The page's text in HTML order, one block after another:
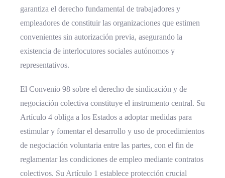
garantiza el derecho fundamental de trabajadores y
empleadores de constituir las organizaciones que estimen
convenientes sin autorización previa, asegurando la
existencia de interlocutores sociales autónomos y
representativos.
El Convenio 98 sobre el derecho de sindicación y de
negociación colectiva constituye el instrumento central. Su
Artículo 4 obliga a los Estados a adoptar medidas para
estimular y fomentar el desarrollo y uso de procedimientos
de negociación voluntaria entre las partes, con el fin de
reglamentar las condiciones de empleo mediante contratos
colectivos. Su Artículo 1 establece protección crucial